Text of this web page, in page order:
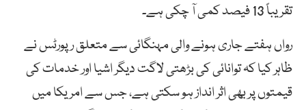
تقریباً 13 فیصد کمی آ چکی ہے۔
رواں ہفتے جاری ہونے والی مہنگائی سے متعلق رپورٹس نے
ظاہر کیا کہ توانائی کی بڑھتی لاگت دیگر اشیا اور خدمات کی
قیمتوں پر بھی اثر انداز ہو سکتی ہے، جس سے امریکا میں